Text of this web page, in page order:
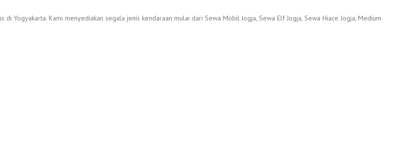
Yogyakarta. Kami menyediakan segala jenis kendaraan mulai dari Sewa Mobil Jogja, Sewa Elf Jogja, Sewa Hiace Jogja, Medium